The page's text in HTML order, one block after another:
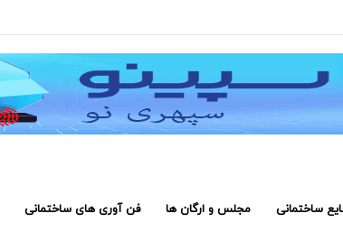
ساختمانی مجلس و ارگان ها فن آوری های ساختمانی